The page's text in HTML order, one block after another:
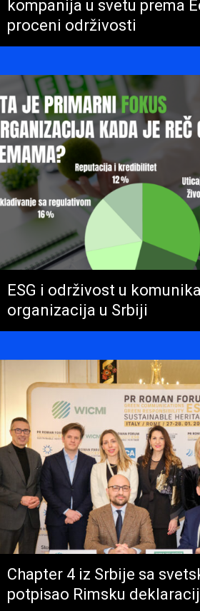
kompanija u svetu prema
proceni održivosti
ESG i održivost u
organizacija u Srbiji
Chapter 4 iz Srbije sa
potpisao Rimsku